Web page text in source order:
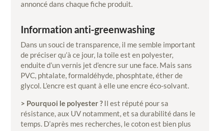
annoncé dans chaque fiche produit.
Information anti-greenwashing
Dans un souci de transparence, il me semble important
de préciser qu’à ce jour, la toile est en polyester,
enduite d’un vernis jet d’encre sur une face. Mais sans
PVC, phtalate, formaldéhyde, phosphtate, éther de
glycol. L’encre est quant à elle une encre éco-solvant.
> Pourquoi le polyester ? Il est réputé pour sa
résistance, aux UV notamment, et sa durabilité dans le
temps. D’après mes recherches, le coton est bien plus